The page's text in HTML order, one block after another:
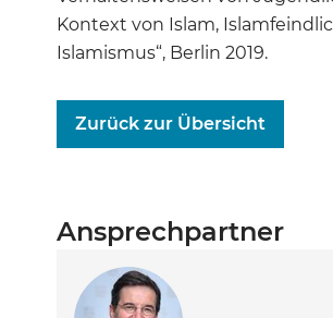
Kontext von Islam,
Islamismus“, Berlin 2019.
Zurück zur Übersicht
Ansprechpartner